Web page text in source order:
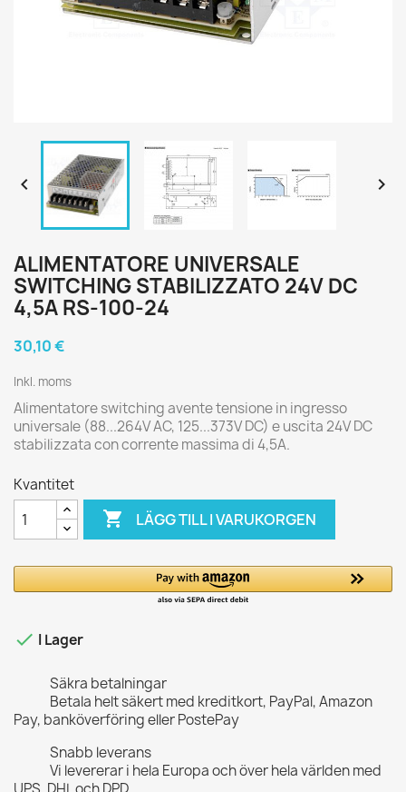
 
ALIMENTATORE UNIVERSALE
SWITCHING STABILIZZATO 24V DC
4,5A RS-100-24
30,10 €
Inkl. moms
Alimentatore switching avente tensione in ingresso
universale (88...264V AC, 125...373V DC) e uscita 24V DC
stabilizzata con corrente massima di 4,5A.
Kvantitet
 LÄGG TILL I VARUKORGEN
 I Lager
Säkra betalningar
Betala helt säkert med kreditkort, PayPal, Amazon
Pay, banköverföring eller PostePay
Snabb leverans
Vi levererar i hela Europa och över hela världen med